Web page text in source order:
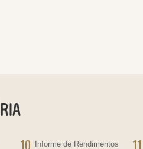
10
Informe de Rendimentos
11